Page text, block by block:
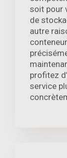
soit pour
de
autre
profitez
service